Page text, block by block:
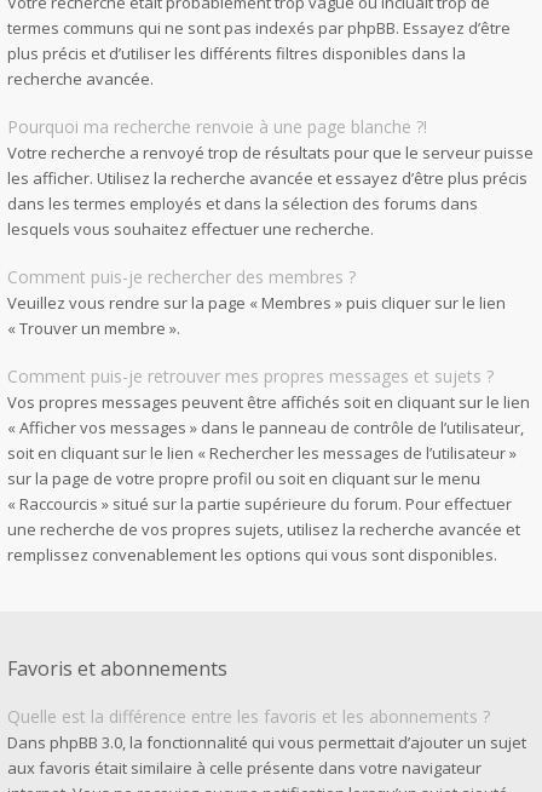
termes communs qui ne sont pas indexés par phpBB. Essayez d’être
plus précis et d’utiliser les différents filtres disponibles dans la
recherche avancée.
Pourquoi ma recherche renvoie à une page blanche ?!
Votre recherche a renvoyé trop de résultats pour que le serveur puisse
les afficher. Utilisez la recherche avancée et essayez d’être plus précis
dans les termes employés et dans la sélection des forums dans
lesquels vous souhaitez effectuer une recherche.
Comment puis-je rechercher des membres ?
Veuillez vous rendre sur la page « Membres » puis cliquer sur le lien
« Trouver un membre ».
Comment puis-je retrouver mes propres messages et sujets ?
Vos propres messages peuvent être affichés soit en cliquant sur le lien
« Afficher vos messages » dans le panneau de contrôle de l’utilisateur,
soit en cliquant sur le lien « Rechercher les messages de l’utilisateur »
sur la page de votre propre profil ou soit en cliquant sur le menu
« Raccourcis » situé sur la partie supérieure du forum. Pour effectuer
une recherche de vos propres sujets, utilisez la recherche avancée et
remplissez convenablement les options qui vous sont disponibles.
Favoris et abonnements
Quelle est la différence entre les favoris et les abonnements ?
Dans phpBB 3.0, la fonctionnalité qui vous permettait d’ajouter un sujet
aux favoris était similaire à celle présente dans votre navigateur